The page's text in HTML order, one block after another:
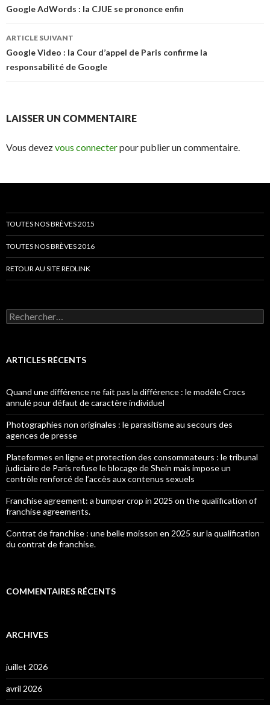
des
articles
Google AdWords : la CJUE se prononce enfin
ARTICLE SUIVANT
Google Video : la Cour d’appel de Paris confirme la
responsabilité de Google
LAISSER UN COMMENTAIRE
Vous devezvous connecterpour publier un commentaire.
TOUTES NOS BRÈVES 2015
TOUTES NOS BRÈVES 2016
RETOUR AU SITE REDLINK
Rechercher :
ARTICLES RÉCENTS
Quand une différence ne fait pas la différence : le modèle Crocs
annulé pour défaut de caractère individuel
Photographies non originales : le parasitisme au secours des
agences de presse
Plateformes en ligne et protection des consommateurs : le tribunal
judiciaire de Paris refuse le blocage de Shein mais impose un
contrôle renforcé de l’accès aux contenus sexuels
Franchise agreement: a bumper crop in 2025 on the qualification of
franchise agreements.
Contrat de franchise : une belle moisson en 2025 sur la qualification
du contrat de franchise.
COMMENTAIRES RÉCENTS
ARCHIVES
juillet 2026
avril 2026